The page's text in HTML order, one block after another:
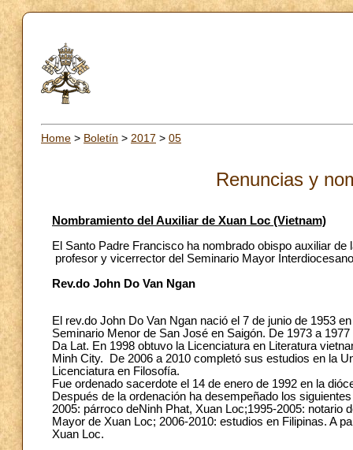
Home > Boletín > 2017 > 05
Renuncias y
Nombramiento del Auxiliar de Xuan Loc (Vietnam)
El Santo Padre Francisco ha nombrado obispo auxiliar
profesor y vicerrector del Seminario Mayor
Rev.do John Do Van Ngan
El rev.do John Do Van Ngan nació el 7 de junio de 1953
Seminario Menor de San José en Saigón. De 1973 a
Da Lat. En 1998 obtuvo la Licenciatura en Literatura
Minh City. De 2006 a 2010 completó sus estudios en la
Licenciatura en Filosofía.
Fue ordenado sacerdote el 14 de enero de 1992 en la
Después de la ordenación ha desempeñado los
2005: párroco deNinh Phat, Xuan Loc;1995-2005: notario
Mayor de Xuan Loc; 2006-2010: estudios en Filipinas. A
Xuan Loc.